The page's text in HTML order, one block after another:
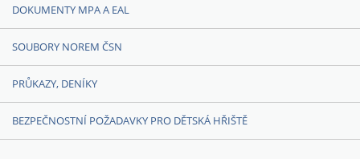
DOKUMENTY MPA A EAL
SOUBORY NOREM ČSN
PRŮKAZY, DENÍKY
BEZPEČNOSTNÍ POŽADAVKY PRO DĚTSKÁ HŘIŠTĚ